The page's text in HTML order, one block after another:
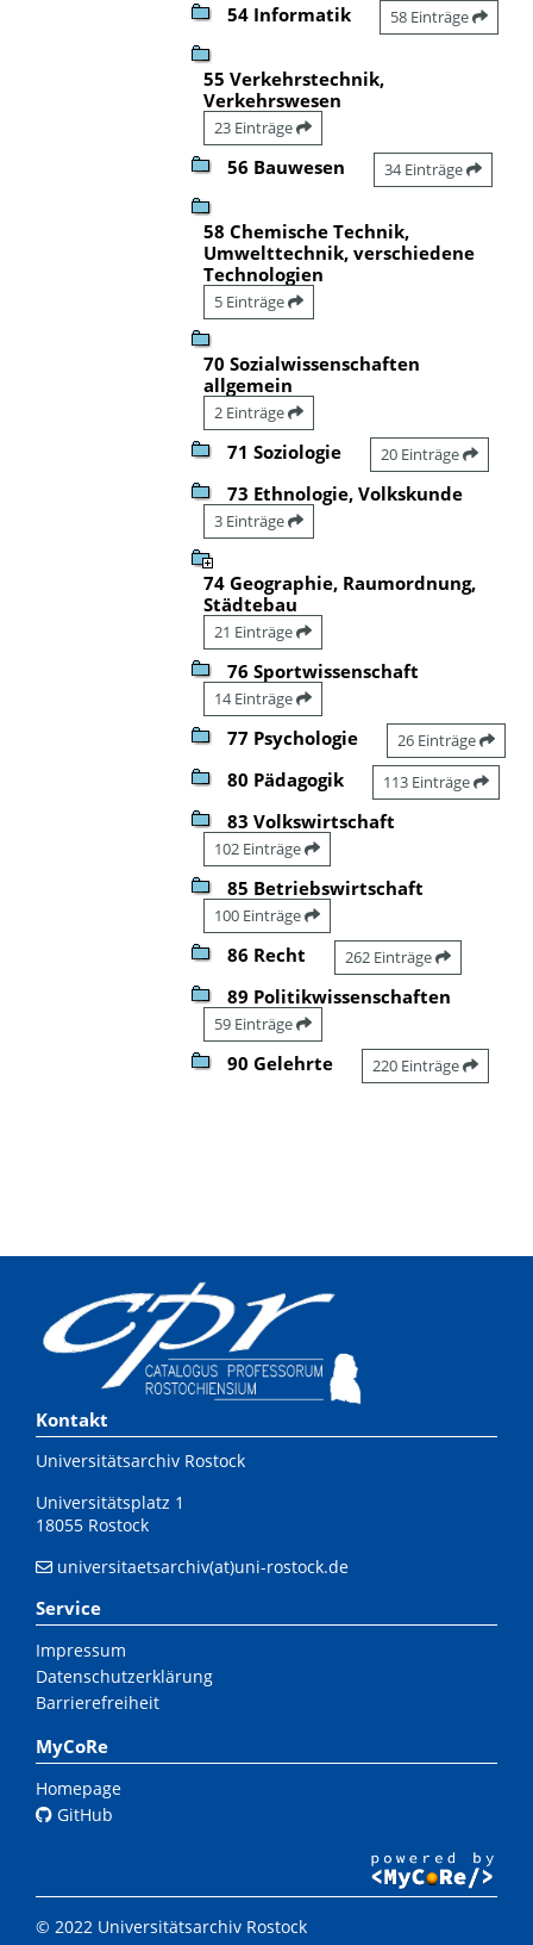
54 Informatik 58 Einträge
55 Verkehrstechnik,
Verkehrswesen
23 Einträge
56 Bauwesen 34 Einträge
58 Chemische Technik,
Umwelttechnik, verschiedene
Technologien
5 Einträge
70 Sozialwissenschaften
allgemein
2 Einträge
71 Soziologie 20 Einträge
73 Ethnologie, Volkskunde
3 Einträge
74 Geographie, Raumordnung,
Städtebau
21 Einträge
76 Sportwissenschaft
14 Einträge
77 Psychologie 26 Einträge
80 Pädagogik 113 Einträge
83 Volkswirtschaft
102 Einträge
85 Betriebswirtschaft
100 Einträge
86 Recht 262 Einträge
89 Politikwissenschaften
59 Einträge
90 Gelehrte 220 Einträge
Kontakt
Universitätsarchiv Rostock
Universitätsplatz 1
18055 Rostock
universitaetsarchiv(at)uni-rostock.de
Service
Impressum
Datenschutzerklärung
Barrierefreiheit
MyCoRe
Homepage
GitHub
© 2022 Universitätsarchiv Rostock